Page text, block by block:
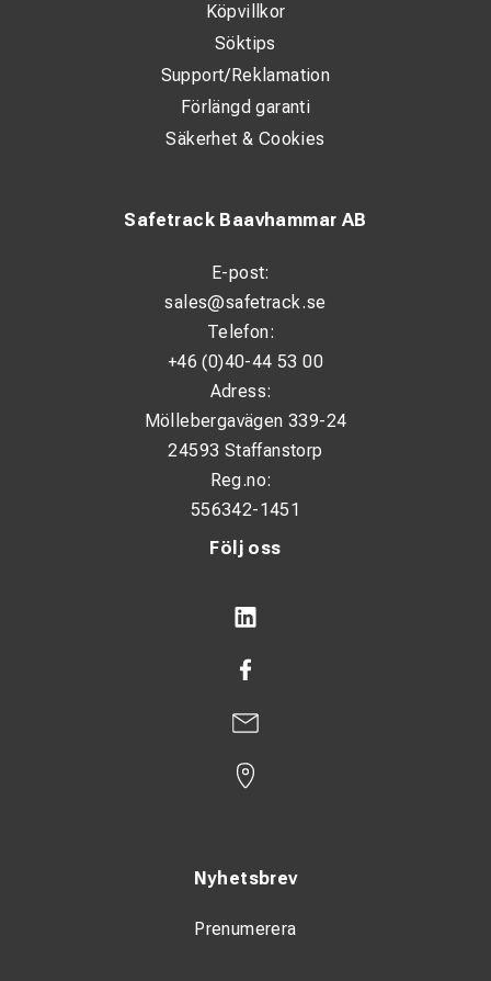
Följ oss
Nyhetsbrev
Prenumerera
Safetrack Baavhammar AB
E-post:
sales@safetrack.se
Telefon:
+46 (0)40-44 53 00
Adress:
Möllebergavägen 339-24
24593 Staffanstorp
Reg.no:
556342-1451
Köpvillkor
Söktips
Support/Reklamation
Förlängd garanti
Säkerhet & Cookies